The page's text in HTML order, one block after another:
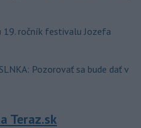
19. ročník festivalu Jozefa
Pozorovať sa bude dať v
Teraz.sk